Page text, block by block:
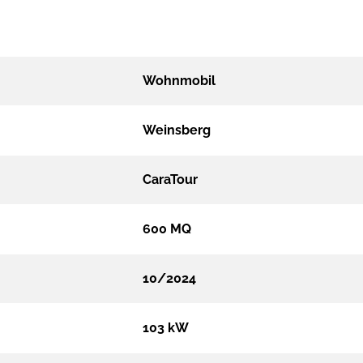
Wohnmobil
Weinsberg
CaraTour
600 MQ
10/2024
103 kW